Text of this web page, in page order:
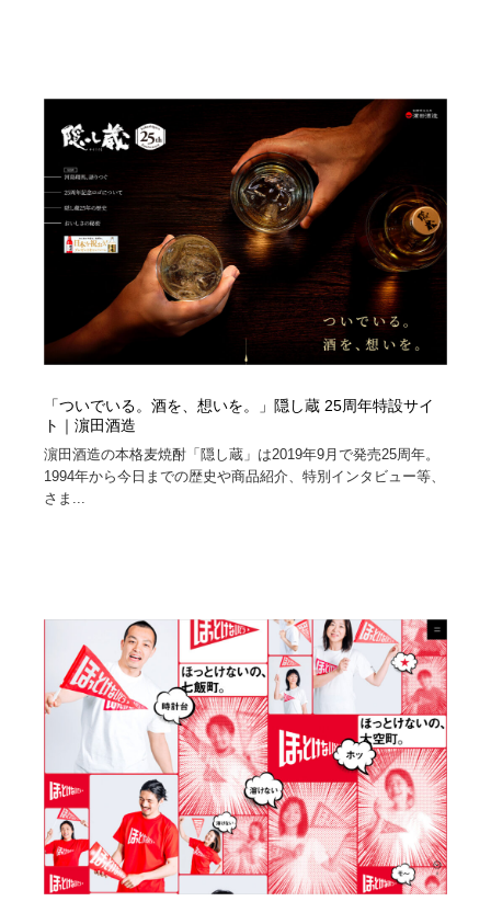
「ついでいる。酒を、想いを。」隠し蔵 25周年特設サイ
ト｜濵田酒造
濵田酒造の本格麦焼酎「隠し蔵」は2019年9月で発売25周年。
1994年から今日までの歴史や商品紹介、特別インタビュー等、
さま...